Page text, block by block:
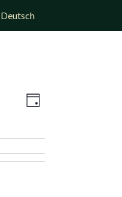
Deutsch
Ansichten-
Navigation
Tag